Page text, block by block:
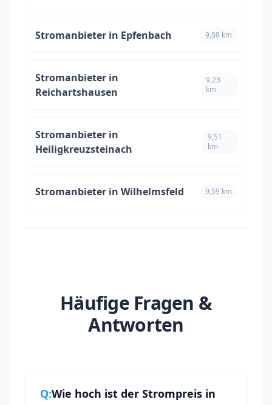
Stromanbieter in Epfenbach 9,08 km
Stromanbieter in
Reichartshausen
9,23
km
Stromanbieter in
Heiligkreuzsteinach
9,51
km
Stromanbieter in Wilhelmsfeld 9,59 km
Häufige Fragen &
Antworten
Q:Wie hoch ist der Strompreis in